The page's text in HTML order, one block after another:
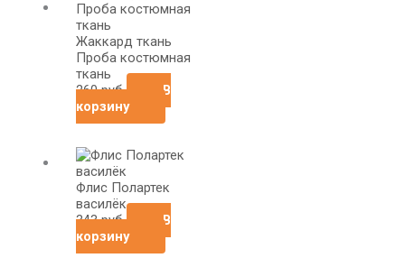
Жаккард ткань
Проба костюмная
ткань
260руб
В
корзину
Флис Полартек
василёк
343руб
В
корзину